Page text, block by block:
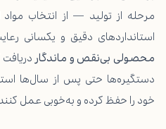
مرحله از تولید — از انتخاب
استانداردهای دقیق و یکسانی
محصولی بی‌نقص و ماندگار
دستگیره‌ها حتی پس از سال‌ها
خود را حفظ کرده و به‌خوبی عمل